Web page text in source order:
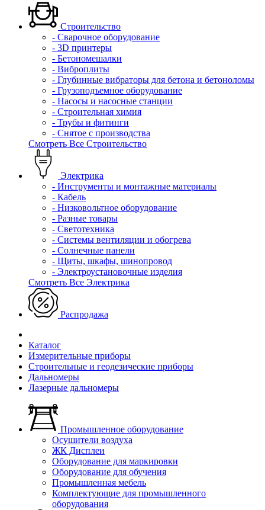
Строительство
- Сварочное оборудование
- 3D принтеры
- Бетономешалки
- Виброплиты
- Глубинные вибраторы для бетона и бетоноломы
- Грузоподъемное оборудование
- Насосы и насосные станции
- Строительная химия
- Трубы и фитинги
- Снятое с производства
Смотреть Все Строительство
Электрика
- Инструменты и монтажные материалы
- Кабель
- Низковольтное оборудование
- Разные товары
- Светотехника
- Системы вентиляции и обогрева
- Солнечные панели
- Щиты, шкафы, шинопровод
- Электроустановочные изделия
Смотреть Все Электрика
Распродажа
Каталог
Измерительные приборы
Строительные и геодезические приборы
Дальномеры
Лазерные дальномеры
Промышленное оборудование
Осушители воздуха
ЖК Дисплеи
Оборудование для маркировки
Оборудование для обучения
Промышленная мебель
Комплектующие для промышленного
оборудования